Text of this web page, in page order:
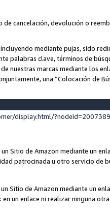
de cancelación, devolución o
mediante pujas, sido
palabras clave, términos de
nuestras marcas mediante los
una “Colocación de
display.html/
Sitio de Amazon mediante un
patrocinada u otro servicio de
Sitio de Amazon mediante un
un enlace ni realizar ninguna